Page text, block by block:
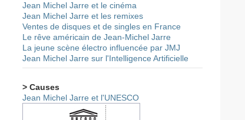
Jean Michel Jarre et le cinéma
Jean Michel Jarre et les remixes
Ventes de disques et de singles en France
Le rêve américain de Jean-Michel Jarre
La jeune scène électro influencée par JMJ
Jean Michel Jarre sur l'Intelligence Artificielle
> Causes
Jean Michel Jarre et l'UNESCO